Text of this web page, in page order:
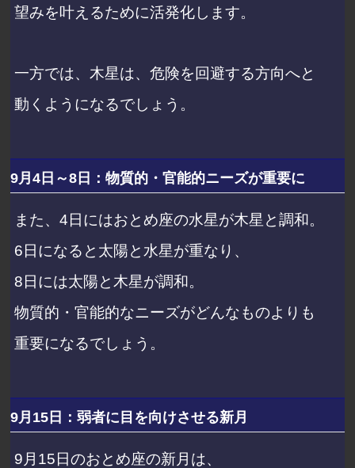
望みを叶えるために活発化します。
一方では、木星は、危険を回避する方向へと
動くようになるでしょう。
9月4日～8日：物質的・官能的ニーズが重要に
また、4日にはおとめ座の水星が木星と調和。
6日になると太陽と水星が重なり、
8日には太陽と木星が調和。
物質的・官能的なニーズがどんなものよりも
重要になるでしょう。
9月15日：弱者に目を向けさせる新月
9月15日のおとめ座の新月は、